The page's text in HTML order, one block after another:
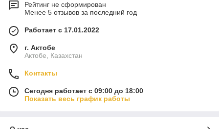
Рейтинг не сформирован
Менее 5 отзывов за последний год
Работает с 17.01.2022
г. Актобе
Актобе, Казахстан
Контакты
Сегодня работает с 09:00 до 18:00
Показать весь график работы